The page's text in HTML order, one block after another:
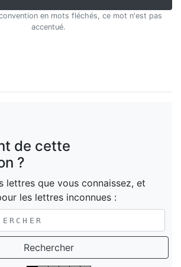
en mots fléchés, ce mot n'est pas
accentué.
de cette
?
lettres que vous connaissez, et
les lettres inconnues :
Rechercher